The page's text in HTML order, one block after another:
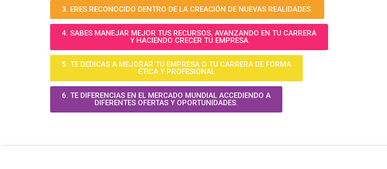
3. ERES RECONOCIDO DENTRO DE LA CREACIÓN DE NUEVAS REALIDADES.
4. SABES MANEJAR MEJOR TUS RECURSOS, AVANZANDO EN TU CARRERA
Y HACIENDO CRECER TU EMPRESA
5. TE DEDICAS A MEJORAR TU EMPRESA O TU CARRERA DE FORMA
ÉTICA Y PROFESIONAL
6. TE DIFERENCIAS EN EL MERCADO MUNDIAL ACCEDIENDO A
DIFERENTES OFERTAS Y OPORTUNIDADES.